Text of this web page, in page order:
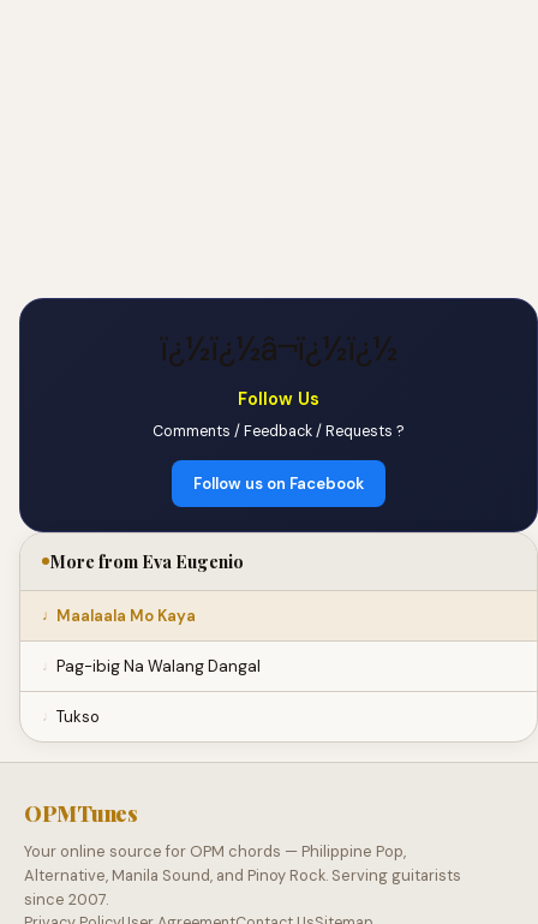
ï¿½ï¿½â¬ï¿½ï¿½
Follow Us
Comments / Feedback / Requests ?
Follow us on Facebook
More from Eva Eugenio
Maalaala Mo Kaya
Pag-ibig Na Walang Dangal
Tukso
OPMTunes
Your online source for OPM chords — Philippine Pop,
Alternative, Manila Sound, and Pinoy Rock. Serving guitarists
since 2007.